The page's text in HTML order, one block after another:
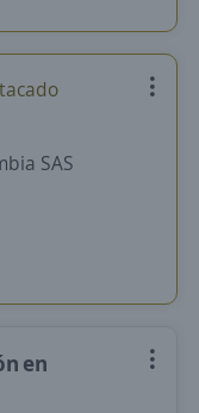
SAS
en